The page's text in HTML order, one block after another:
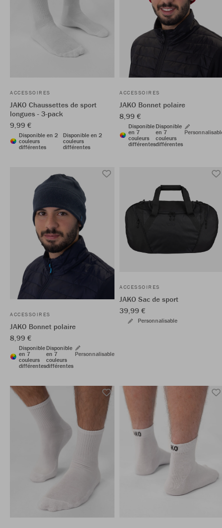
ACCESSOIRES
JAKO Chaussettes de sport
longues - 3-pack
9,99 €
Disponible en 2
couleurs
différentes
Disponible en 2
couleurs
différentes
ACCESSOIRES
JAKO Bonnet polaire
8,99 €
Disponible
en 7
couleurs
différentes
Disponible
en 7
couleurs
différentes
ACCESSOIRES
JAKO Bonnet polaire
8,99 €
Disponible
en 7
couleurs
différentes
Disponible
en 7
couleurs
différentes
Personnalisable
ACCESSOIRES
JAKO Sac de sport
39,99 €
Personnalisable